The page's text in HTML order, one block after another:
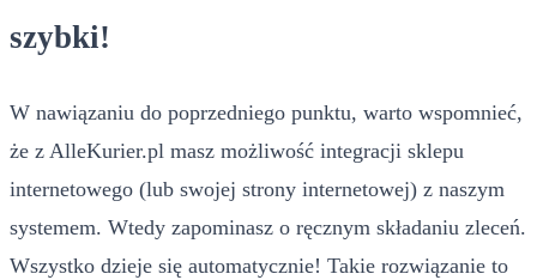
szybki!
W nawiązaniu do poprzedniego punktu, warto wspomnieć,
że z AlleKurier.pl masz możliwość integracji sklepu
internetowego (lub swojej strony internetowej) z naszym
systemem. Wtedy zapominasz o ręcznym składaniu zleceń.
Wszystko dzieje się automatycznie! Takie rozwiązanie to